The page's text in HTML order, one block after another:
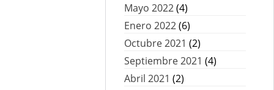
Mayo 2022(4)
Enero 2022(6)
Octubre 2021 (2)
Septiembre 2021 (4)
Abril 2021 (2)